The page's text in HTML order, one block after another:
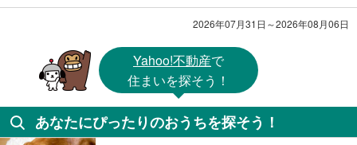
2026年07月31日～2026年08月06日
Yahoo!不動産で
住まいを探そう！
あなたにぴったりのおうちを探そう！